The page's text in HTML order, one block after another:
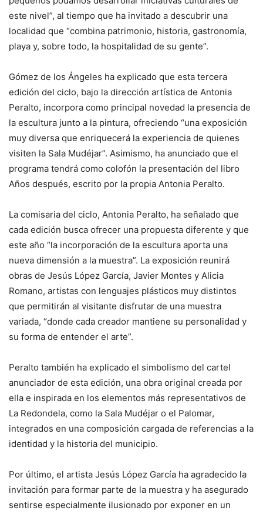
este nivel”, al tiempo que ha invitado a descubrir una
localidad que “combina patrimonio, historia, gastronomía,
playa y, sobre todo, la hospitalidad de su gente”.
Gómez de los Ángeles ha explicado que esta tercera
edición del ciclo, bajo la dirección artística de Antonia
Peralto, incorpora como principal novedad la presencia de
la escultura junto a la pintura, ofreciendo “una exposición
muy diversa que enriquecerá la experiencia de quienes
visiten la Sala Mudéjar”. Asimismo, ha anunciado que el
programa tendrá como colofón la presentación del libro
Años después, escrito por la propia Antonia Peralto.
La comisaria del ciclo, Antonia Peralto, ha señalado que
cada edición busca ofrecer una propuesta diferente y que
este año “la incorporación de la escultura aporta una
nueva dimensión a la muestra”. La exposición reunirá
obras de Jesús López García, Javier Montes y Alicia
Romano, artistas con lenguajes plásticos muy distintos
que permitirán al visitante disfrutar de una muestra
variada, “donde cada creador mantiene su personalidad y
su forma de entender el arte”.
Peralto también ha explicado el simbolismo del cartel
anunciador de esta edición, una obra original creada por
ella e inspirada en los elementos más representativos de
La Redondela, como la Sala Mudéjar o el Palomar,
integrados en una composición cargada de referencias a la
identidad y la historia del municipio.
Por último, el artista Jesús López García ha agradecido la
invitación para formar parte de la muestra y ha asegurado
sentirse especialmente ilusionado por exponer en un